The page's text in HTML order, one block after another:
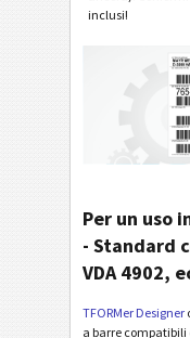
inclusi!
Per un uso
- Standard
VDA 4902,
TFORMer Designer
a barre compatibili